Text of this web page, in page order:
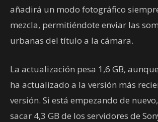
añadirá un modo fotográfico
mezcla, permitiéndote enviar las
urbanas del título a la cámara.
La actualización pesa 1,6 GB,
ha actualizado a la versión más
versión. Si está empezando de
sacar 4,3 GB de los servidores de